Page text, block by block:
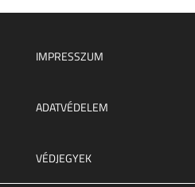
IMPRESSZUM
ADATVÉDELEM
VÉDJEGYEK